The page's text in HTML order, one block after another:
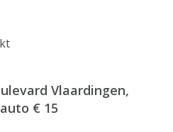
Vlaardingen,
€ 15